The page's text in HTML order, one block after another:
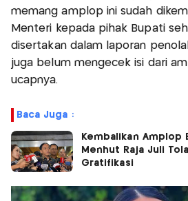
memang amplop ini sudah
Menteri kepada pihak Bupati
disertakan dalam laporan
juga belum mengecek isi dari
ucapnya.
Baca Juga :
Kembalikan Amplop
Menhut Raja Juli
Gratifikasi